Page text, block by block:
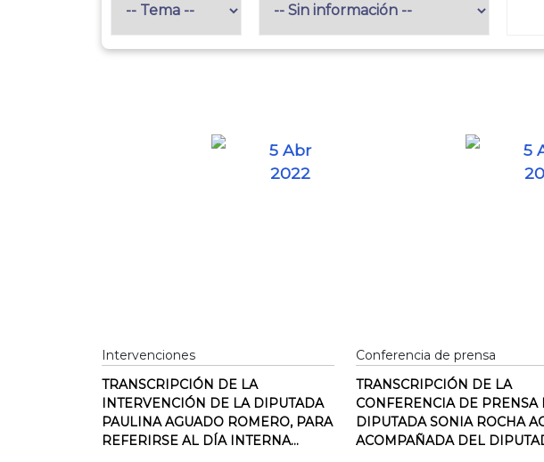
5 Abr
2022
Intervenciones
TRANSCRIPCIÓN DE LA
INTERVENCIÓN DE LA DIPUTADA
PAULINA AGUADO ROMERO, PARA
REFERIRSE AL DÍA INTERNA...
5
Conferencia de prensa
TRANSCRIPCIÓN DE LA
CONFERENCIA DE PRENSA
DIPUTADA SONIA ROCHA
ACOMPAÑADA DEL